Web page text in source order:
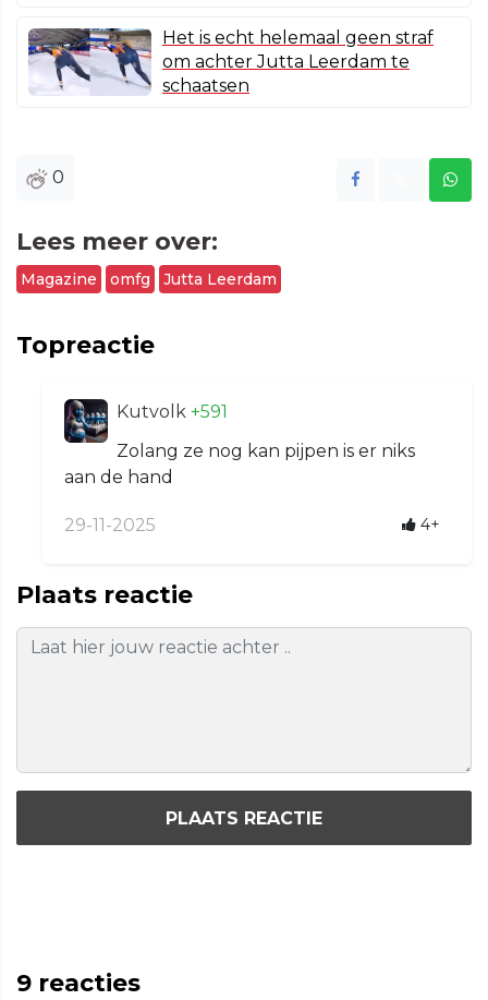
Het is echt helemaal geen straf
om achter Jutta Leerdam te
schaatsen
0
Lees meer over:
Magazine omfg Jutta Leerdam
Topreactie
Kutvolk +591
Zolang ze nog kan pijpen is er niks
aan de hand
29-11-2025 4+
Plaats reactie
PLAATS REACTIE
9 reacties